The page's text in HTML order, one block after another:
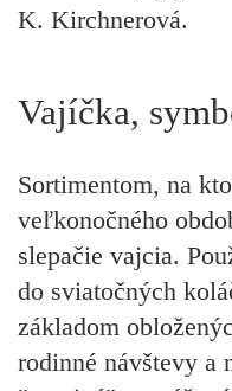
K. Kirchnerová.
Vajíčka,
Sortimentom, na
veľkonočného
slepačie vajcia.
do sviatočných
základom
rodinné návštevy a